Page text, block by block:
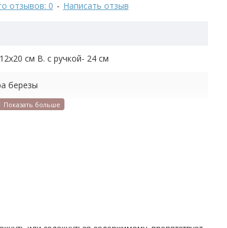
отзывов: 0 - Написать отзыв
см В. с ручкой- 24 см
березы
продуктов